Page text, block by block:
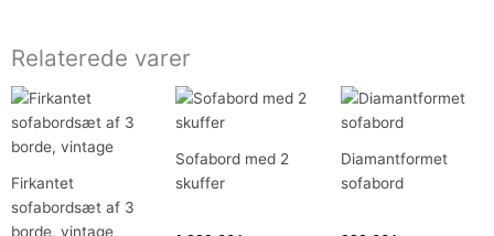
Relaterede varer
Firkantet
sofabordsæt af 3
borde, vintage
Sofabord med 2
skuffer
Diamantformet
sofabord